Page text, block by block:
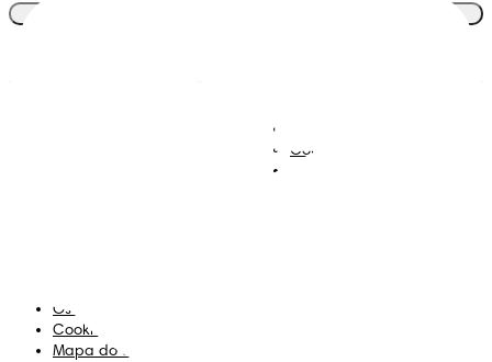
Contacta-nos
Os Meus Dados
Cookies
Mapa do Site